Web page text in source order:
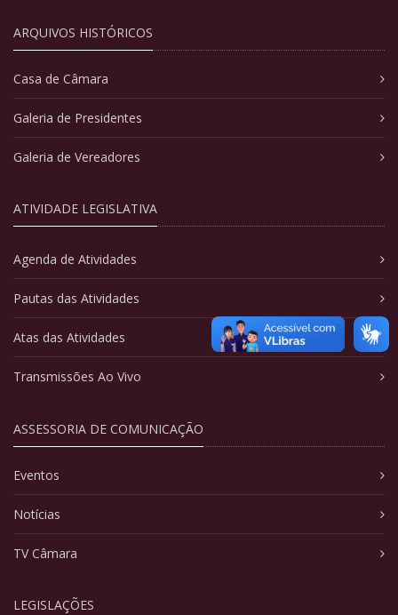
ARQUIVOS HISTÓRICOS
Casa de Câmara
Galeria de Presidentes
Galeria de Vereadores
ATIVIDADE LEGISLATIVA
Agenda de Atividades
Pautas das Atividades
Atas das Atividades
Transmissões Ao Vivo
ASSESSORIA DE COMUNICAÇÃO
Eventos
Notícias
TV Câmara
LEGISLAÇÕES